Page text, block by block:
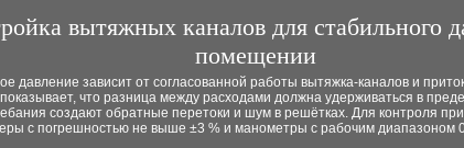
вытяжных каналов для стабильного
помещении
давление зависит от согласованной работы вытяжка-каналов и
что разница между расходами должна удерживаться в
создают обратные перетоки и шум в решётках. Для контроля
с погрешностью не выше ±3 % и манометры с рабочим диапазоном